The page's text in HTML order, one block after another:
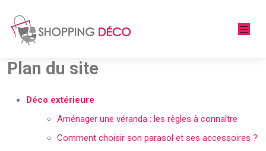
Plan du site
Déco extérieure
Aménager une véranda : les règles à connaître
Comment choisir son parasol et ses accessoires ?